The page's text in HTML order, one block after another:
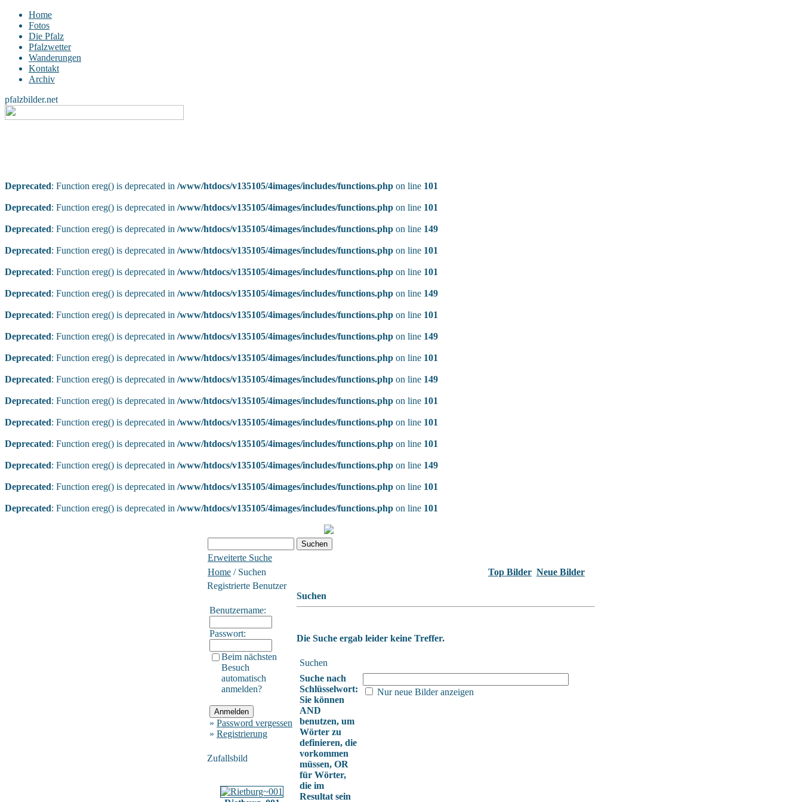
Home
Fotos
Die Pfalz
Pfalzwetter
Wanderungen
Kontakt
Archiv
pfalzbilder.net
Deprecated: Function ereg() is deprecated in /www/htdocs/v135105/4images/includes/functions.php on line 101
Deprecated: Function ereg() is deprecated in /www/htdocs/v135105/4images/includes/functions.php on line 101
Deprecated: Function ereg() is deprecated in /www/htdocs/v135105/4images/includes/functions.php on line 149
Deprecated: Function ereg() is deprecated in /www/htdocs/v135105/4images/includes/functions.php on line 101
Deprecated: Function ereg() is deprecated in /www/htdocs/v135105/4images/includes/functions.php on line 101
Deprecated: Function ereg() is deprecated in /www/htdocs/v135105/4images/includes/functions.php on line 149
Deprecated: Function ereg() is deprecated in /www/htdocs/v135105/4images/includes/functions.php on line 101
Deprecated: Function ereg() is deprecated in /www/htdocs/v135105/4images/includes/functions.php on line 149
Deprecated: Function ereg() is deprecated in /www/htdocs/v135105/4images/includes/functions.php on line 101
Deprecated: Function ereg() is deprecated in /www/htdocs/v135105/4images/includes/functions.php on line 149
Deprecated: Function ereg() is deprecated in /www/htdocs/v135105/4images/includes/functions.php on line 101
Deprecated: Function ereg() is deprecated in /www/htdocs/v135105/4images/includes/functions.php on line 101
Deprecated: Function ereg() is deprecated in /www/htdocs/v135105/4images/includes/functions.php on line 101
Deprecated: Function ereg() is deprecated in /www/htdocs/v135105/4images/includes/functions.php on line 149
Deprecated: Function ereg() is deprecated in /www/htdocs/v135105/4images/includes/functions.php on line 101
Deprecated: Function ereg() is deprecated in /www/htdocs/v135105/4images/includes/functions.php on line 101
Erweiterte Suche
Home / Suchen Top Bilder Neue Bilder
Registrierte Benutzer
Benutzername:
Passwort:
Beim nächsten
Besuch
automatisch
anmelden?
» Password vergessen
» Registrierung
Zufallsbild
Suchen
Die Suche ergab leider keine Treffer.
Suchen
Suche nach
Schlüsselwort:
Sie können
AND
benutzen, um
Wörter zu
definieren, die
vorkommen
müssen, OR
für Wörter,
die im
Resultat sein
Nur neue Bilder anzeigen